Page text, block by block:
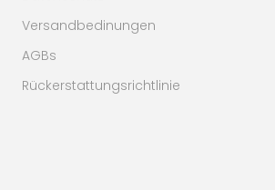
Versandbedinungen
AGBs
Rückerstattungsrichtlinie